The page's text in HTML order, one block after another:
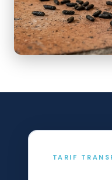
TARIF